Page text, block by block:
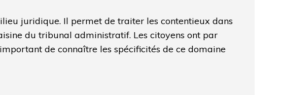
juridique. Il permet de traiter les contentieux dans
du tribunal administratif. Les citoyens ont par
de connaître les spécificités de ce domaine